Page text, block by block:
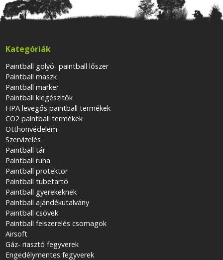
Kategóriák
Paintball golyó- paintball lőszer
Paintball maszk
Paintball marker
Paintball kiegészitők
HPA levegős paintball termékek
CO2 paintball termékek
Otthonvédelem
Szervizelés
Paintball tár
Paintball ruha
Paintball protektor
Paintball tubetartó
Paintball gyerekeknek
Paintball ajándékutalvány
Paintball csövek
Paintball felszerelés csomagok
Airsoft
Gáz- riasztó fegyverek
Engedélymentes fegyverek